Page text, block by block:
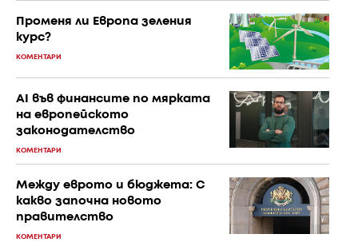
Променя ли Европа зеления
курс?
КОМЕНТАРИ
AI във финансите по мярката
на европейското
законодателство
КОМЕНТАРИ
Между еврото и бюджета: С
какво започна новото
правителство
КОМЕНТАРИ